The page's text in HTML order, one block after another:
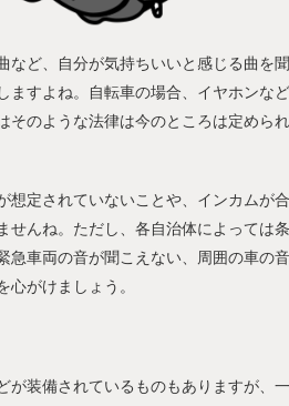
など、自分が気持ちいいと感じる曲を
ますよね。自転車の場合、イヤホンな
そのような法律は今のところは定めら
想定されていないことや、インカムが
せんね。ただし、各自治体によっては
急車両の音が聞こえない、周囲の車の
がけましょう。
が装備されているものもありますが、